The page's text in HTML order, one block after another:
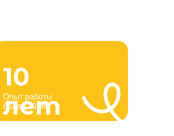
10
лет
Опыт работы
более 10 лет